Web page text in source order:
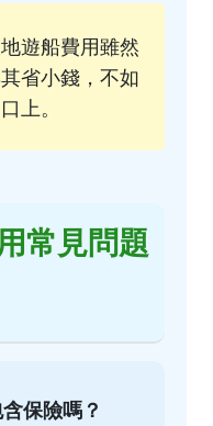
遊船費用雖然
省小錢，不如
上。
常見問題
保險嗎？